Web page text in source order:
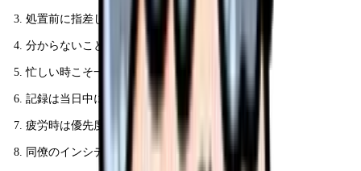
処置前に指差し確認
分からないことは聞く (恥ずかしくない)
忙しい時こそ一呼吸置く
記録は当日中に (後回しでミスが増える)
疲労時は優先度低いタスクを翌日回し
同僚のインシデント事例から学ぶ